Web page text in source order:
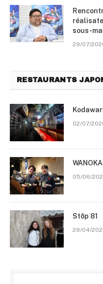
sous-
29/07/
RESTAURANTS
02/07/
WANOKA
05/06/
Stōp 81
29/04/